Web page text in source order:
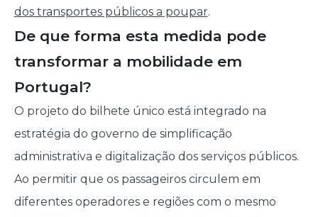
dos transportes públicos a poupar.
De que forma esta medida pode
transformar a mobilidade em
Portugal?
O projeto do bilhete único está integrado na
estratégia do governo de simplificação
administrativa e digitalização dos serviços públicos.
Ao permitir que os passageiros circulem em
diferentes operadores e regiões com o mesmo